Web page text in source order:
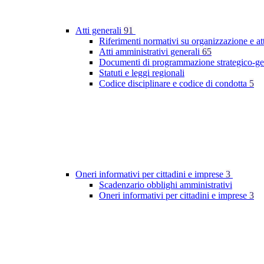
Atti generali 91
Riferimenti normativi su organizzazione e
Atti amministrativi generali 65
Documenti di programmazione strategico-
Statuti e leggi regionali
Codice disciplinare e codice di condotta 5
Oneri informativi per cittadini e imprese 3
Scadenzario obblighi amministrativi
Oneri informativi per cittadini e imprese 3